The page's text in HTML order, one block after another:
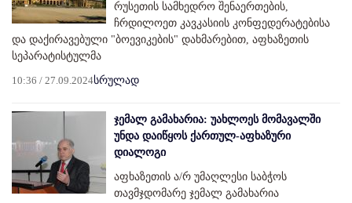
რუსეთის სამხედრო შენაერთების,
ჩრდილოეთ კავკასიის კონფედერატებისა
და დაქირავებული "ბოევიკების" დახმარებით, აფხაზეთის
სეპარატისტულმა
10:36 / 27.09.2024სრულად
ჯემალ გამახარია: უახლოეს მომავალში
უნდა დაიწყოს ქართულ-აფხაზური
დიალოგი
აფხაზეთის ა/რ უმაღლესი საბჭოს
თავმჯდომარე ჯემალ გამახარია